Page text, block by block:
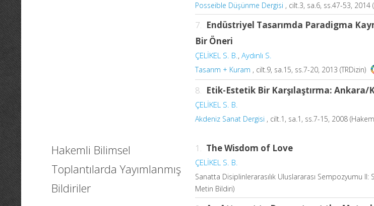
Posseible Düşünme Dergisi , cilt.3, sa.6, ss.47-53, 2014
7. Endüstriyel Tasarımda Paradigma
Bir Öneri
ÇELİKEL S. B., Aydınlı S.
Tasarım + Kuram , cilt.9, sa.15, ss.7-20, 2013 (TRDizin)
8. Etik-Estetik Bir Karşılaştırma:
ÇELİKEL S. B.
Akdeniz Sanat Dergisi , cilt.1, sa.1, ss.7-15, 2008
Hakemli Bilimsel
Toplantılarda Yayımlanmış
Bildiriler
1. The Wisdom of Love
ÇELİKEL S. B.
Sanatta Disiplinlerarasılık Uluslararası Sempozyumu
Metin Bildiri)